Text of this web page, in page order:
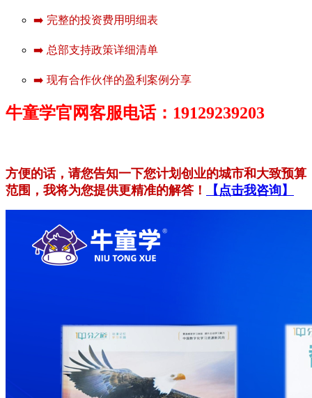
➡️ 完整的投资费用明细表
➡️ 总部支持政策详细清单
➡️ 现有合作伙伴的盈利案例分享
牛童学官网客服电话：19129239203
方便的话，请您告知一下您计划创业的城市和大致预算
范围，我将为您提供更精准的解答！
【点击我咨询】